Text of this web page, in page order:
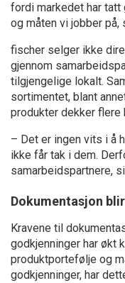
fordi markedet har
og måten vi jobber på,
fischer selger ikke
gjennom
tilgjengelige lokalt.
sortimentet, blant
produkter dekker flere
– Det er ingen vits i å
ikke får tak i dem.
samarbeidspartnere,
Dokumentasjon
Kravene til
godkjenninger har økt
produktportefølje og
godkjenninger, har